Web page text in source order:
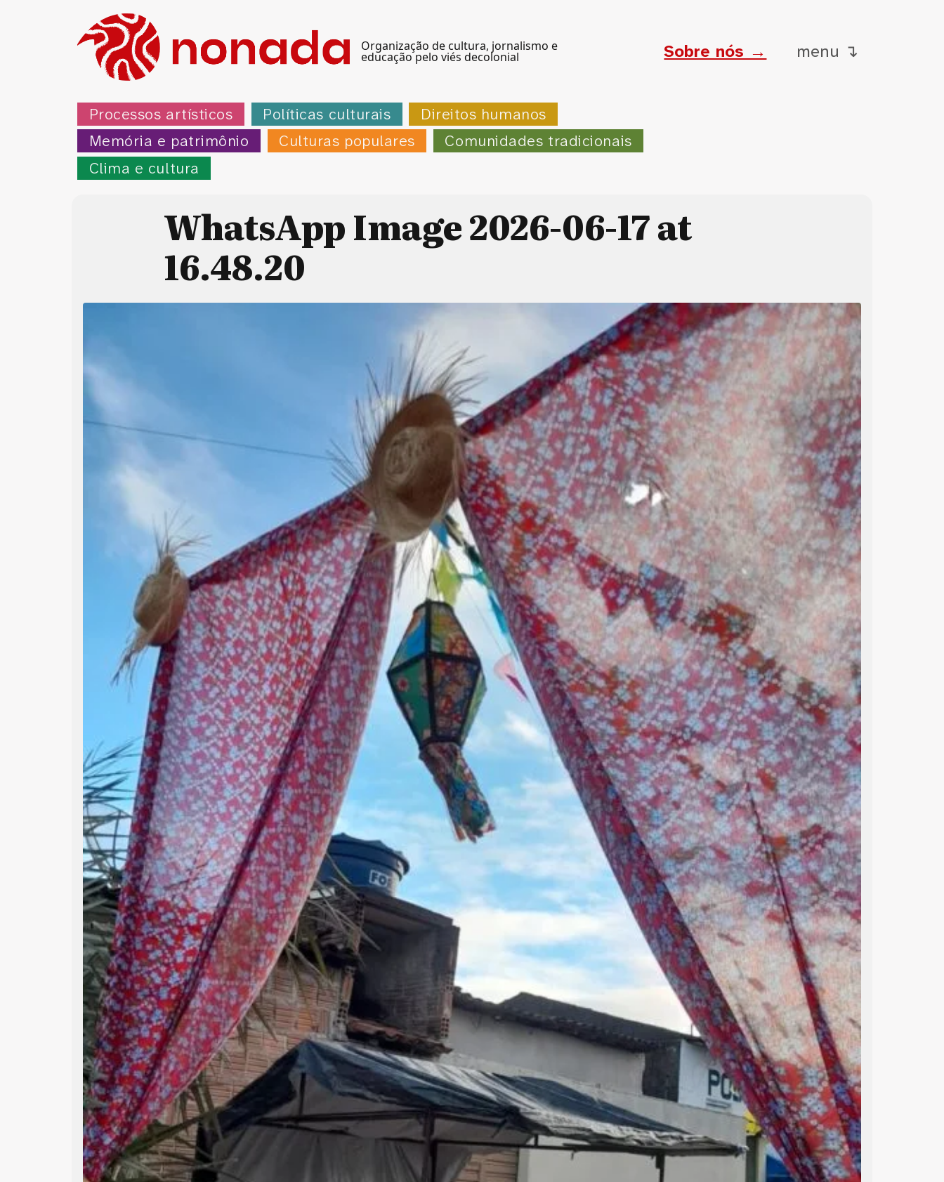
Organização de cultura, jornalismo e
educação pelo viés decolonial Sobre nós → menu ↴
Processos artísticos Políticas culturais
Direitos humanos
Memória e patrimônio
Culturas populares
Comunidades tradicionais
Clima e cultura
WhatsApp Image 2026-06-17 at
16.48.20